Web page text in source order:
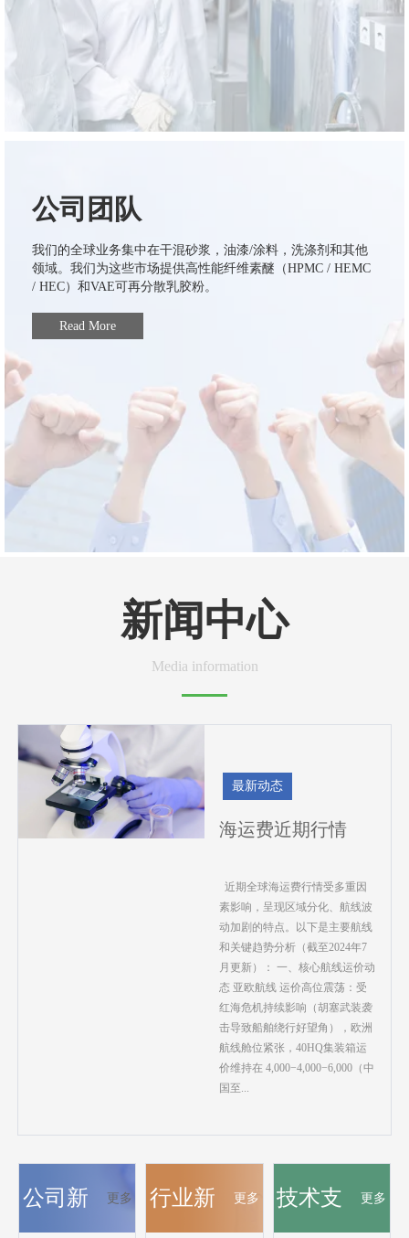
公司团队
我们的全球业务集中在干混砂浆，油漆/涂料，洗涤剂和其他
领域。我们为这些市场提供高性能纤维素醚（HPMC / HEMC
/ HEC）和VAE可再分散乳胶粉。
Read More
新闻中心
Media information
最新动态
海运费近期行情
近期全球海运费行情受多重因
素影响，呈现区域分化、航线波
动加剧的特点。以下是主要航线
和关键趋势分析（截至2024年7
月更新）： 一、核心航线运价动
态 亚欧航线 运价高位震荡：受
红海危机持续影响（胡塞武装袭
击导致船舶绕行好望角），欧洲
航线舱位紧张，40HQ集装箱运
价维持在 4,000−4,000−6,000（中
国至...
更多
公司新 更多
行业新 更多
技术支